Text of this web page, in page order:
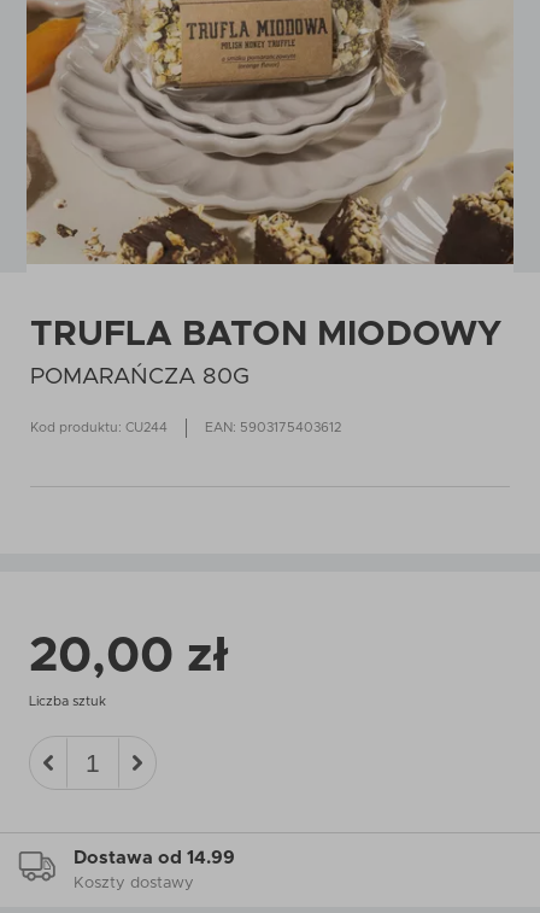
TRUFLA BATON MIODOWY
POMARAŃCZA 80G
Kod produktu: CU244 EAN: 5903175403612
20,00 zł
Liczba sztuk
Dostawa od 14.99
Koszty dostawy